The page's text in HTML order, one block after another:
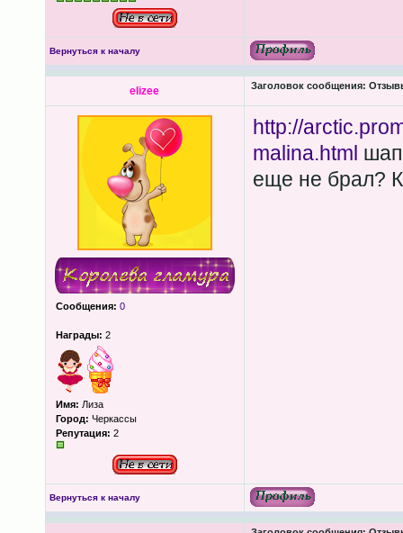
Вернуться к началу
elizee Заголовок сообщения:
Сообщения: 0
Награды: 2
Имя: Лиза
Город: Черкассы
Репутация: 2
http://
malina.html
еще не брал?
Вернуться к началу